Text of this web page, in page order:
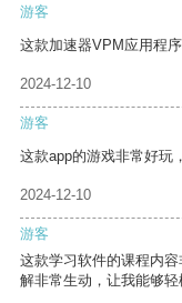
游客
这款加速器VPM应用程
2024-12-10
游客
这款app的游戏非常好玩
2024-12-10
游客
这款学习软件的课程内
解非常生动，让我能够轻